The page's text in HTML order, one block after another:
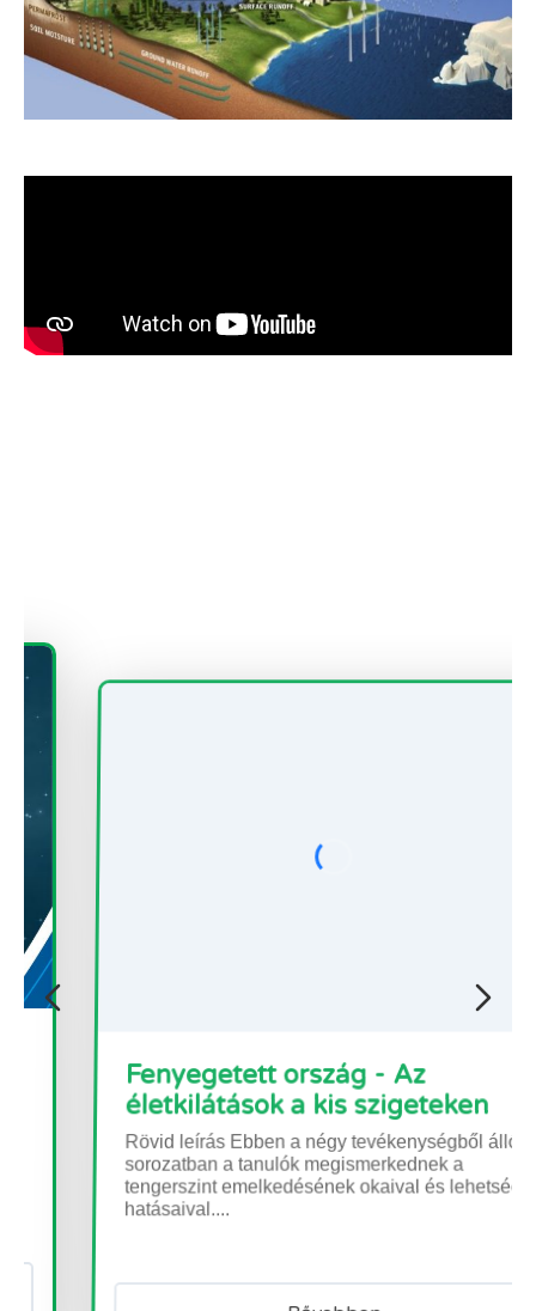
Fenyegetett ország - Az
életkilátások a kis szigeteken
Rövid leírás Ebben a négy tevékenységből álló
sorozatban a tanulók megismerkednek a
tengerszint emelkedésének okaival és lehetséges
hatásaival....
Bővebben